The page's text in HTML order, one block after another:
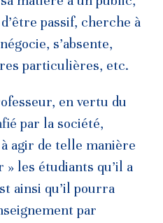
passif, cherche à
s’absente,
particulières, etc.
en vertu du
par la société,
agir de telle manière
» les étudiants qu’il a
ainsi qu’il pourra
par